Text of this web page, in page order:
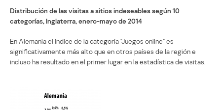
Distribución de las visitas a sitios indeseables según 10
categorías, Inglaterra, enero-mayo de 2014
En Alemania el índice de la categoría “Juegos online” es
significativamente más alto que en otros países de la región e
incluso ha resultado en el primer lugar en la estadística de visitas.